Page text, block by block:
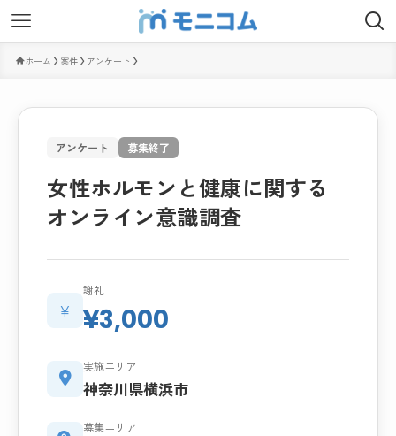
ホーム 案件 アンケート
アンケート 募集終了
女性ホルモンと健康に関する
オンライン意識調査
¥
謝礼
¥3,000
実施エリア
神奈川県横浜市
募集エリア